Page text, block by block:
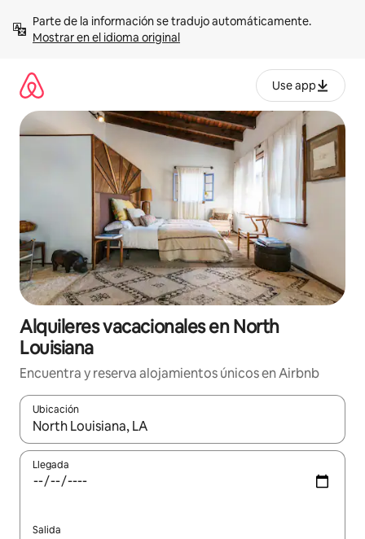
contenidoMostrar en el idioma original
Use app
Alquileres vacacionales en North
Louisiana
Encuentra y reserva alojamientos únicos en Airbnb
Ubicación
Cuando los resultados estén disponibles, navega con las
Llegada
Salida